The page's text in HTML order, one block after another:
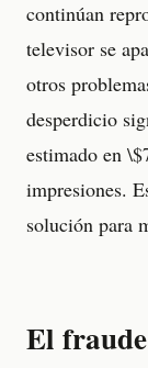
continúan
televisor se
otros
desperdicio
estimado en
impresiones.
solución para
El